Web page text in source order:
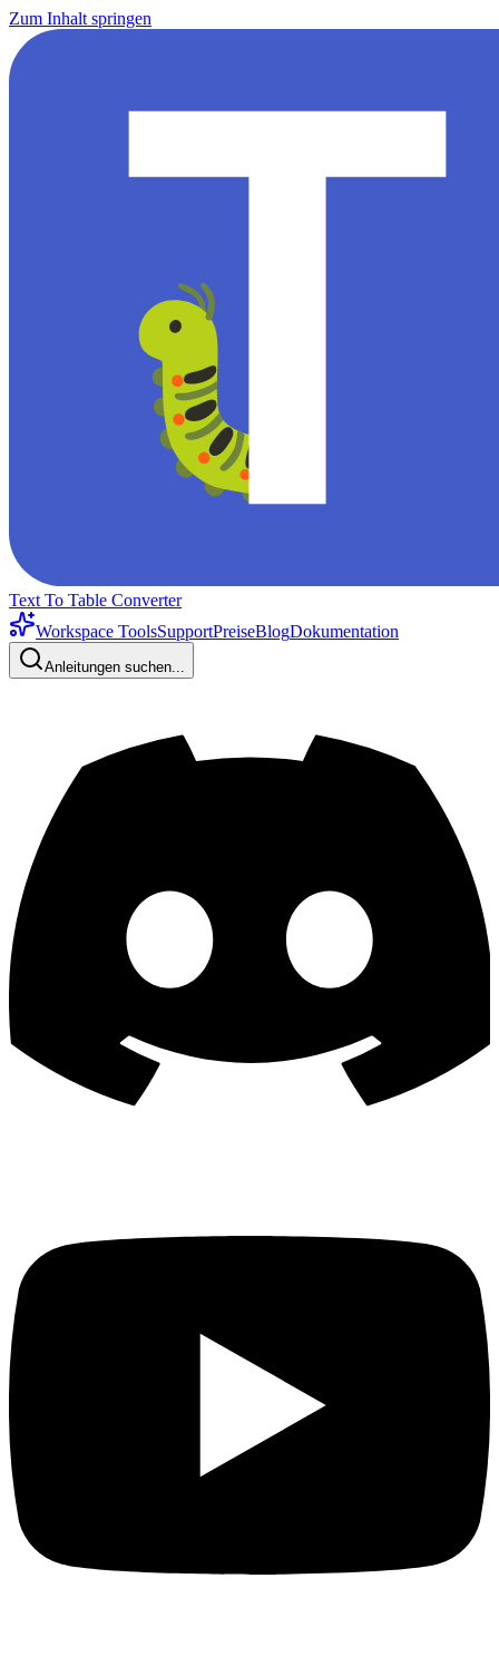
Zum Inhalt springen
Text To Table Converter
Workspace ToolsSupportPreiseBlogDokumentation
Anleitungen suchen...